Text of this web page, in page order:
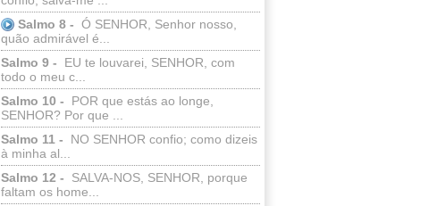
Salmo 8 - Ó SENHOR, Senhor nosso,
quão admirável é...
Salmo 9 -
EU te louvarei, SENHOR, com
todo o meu c...
Salmo 10 -
POR que estás ao longe,
SENHOR? Por que ...
Salmo 11 -
NO SENHOR confio; como dizeis
à minha al...
Salmo 12 -
SALVA-NOS, SENHOR, porque
faltam os home...